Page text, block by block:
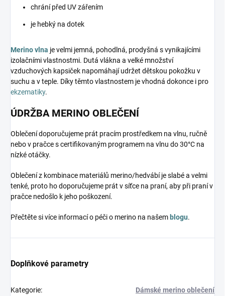
chrání před UV zářením
je hebký na dotek
Merino vlna je velmi jemná, pohodlná, prodyšná s vynikajícími
izolačními vlastnostmi. Dutá vlákna a velké množství
vzduchových kapsiček napomáhají udržet dětskou pokožku v
suchu a v teple. Díky těmto vlastnostem je vhodná dokonce i pro
ekzematiky.
ÚDRŽBA MERINO OBLEČENÍ
Oblečení doporučujeme prát pracím prostředkem na vlnu, ručně
nebo v pračce s certifikovaným programem na vlnu do 30°C na
nízké otáčky.
Oblečení z kombinace materiálů merino/hedvábí je slabé a velmi
tenké, proto ho doporučujeme prát v síťce na praní, aby při praní v
pračce nedošlo k jeho poškození.
Přečtěte si více informací o péči o merino na našem blogu.
Doplňkové parametry
Kategorie: Dámské merino oblečení